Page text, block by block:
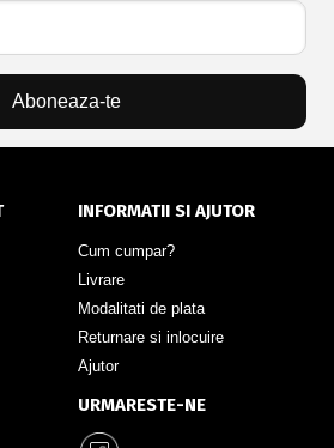
Aboneaza-te
INFORMATII SI AJUTOR
Cum cumpar?
Livrare
Modalitati de plata
Returnare si inlocuire
Ajutor
URMARESTE-NE